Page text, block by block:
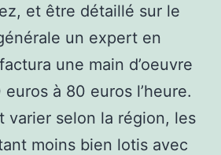
et être détaillé sur le
un expert en
une main d’oeuvre
à 80 euros l’heure.
varier selon la région, les
moins bien lotis avec